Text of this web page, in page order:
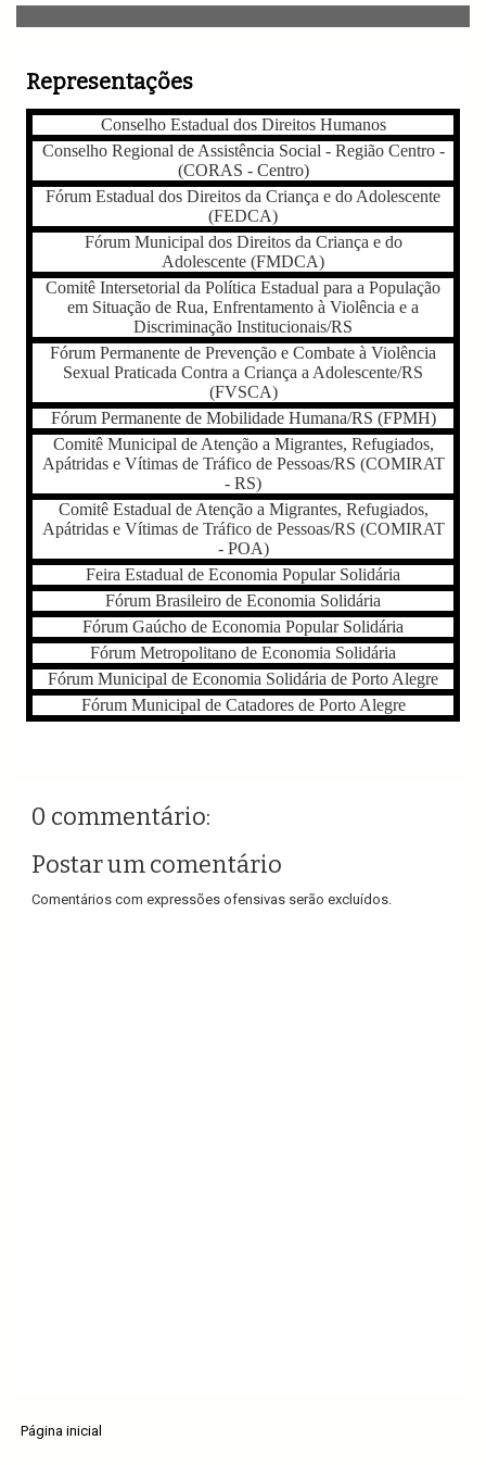
v
i
i
o
n
Representações
Conselho Estadual dos Direitos Humanos
Conselho Regional de Assistência Social - Região Centro -
(CORAS - Centro)
Fórum Estadual dos Direitos da Criança e do Adolescente
(FEDCA)
Fórum Municipal dos Direitos da Criança e do
Adolescente (FMDCA)
Comitê Intersetorial da Política Estadual para a População
em Situação de Rua, Enfrentamento à Violência e a
Discriminação Institucionais/RS
Fórum Permanente de Prevenção e Combate à Violência
Sexual Praticada Contra a Criança a Adolescente/RS
(FVSCA)
Fórum Permanente de Mobilidade Humana/RS (FPMH)
Comitê Municipal de Atenção a Migrantes, Refugiados,
Apátridas e Vítimas de Tráfico de Pessoas/RS (COMIRAT
- RS)
Comitê Estadual de Atenção a Migrantes, Refugiados,
Apátridas e Vítimas de Tráfico de Pessoas/RS (COMIRAT
- POA)
Feira Estadual de Economia Popular Solidária
Fórum Brasileiro de Economia Solidária
Fórum Gaúcho de Economia Popular Solidária
Fórum Metropolitano de Economia Solidária
Fórum Municipal de Economia Solidária de Porto Alegre
Fórum Municipal de Catadores de Porto Alegre
0 commentário:
Postar um comentário
Comentários com expressões ofensivas serão excluídos.
Página inicial